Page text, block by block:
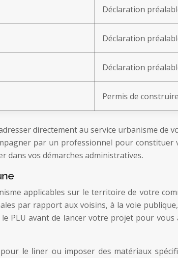
Déclaration
Déclaration
Déclaration
Permis de construire
directement au service urbanisme de
par un professionnel pour
dans vos démarches administratives.
applicables sur le territoire de votre
par rapport aux voisins, à la voie
PLU avant de lancer votre projet pour
le liner ou imposer des matériaux